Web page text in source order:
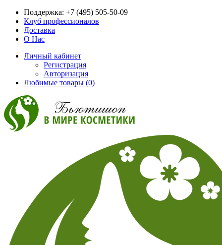
Поддержка: +7 (495) 505-50-09
Клуб профессионалов
Доставка
О Нас
Личный кабинет
Регистрация
Авторизация
Любимые товары (0)